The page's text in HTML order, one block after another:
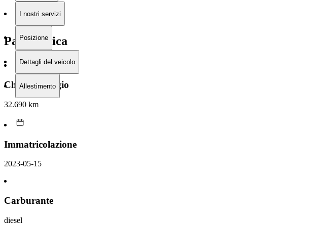
I nostri servizi
Posizione
Dettagli del veicolo
Allestimento
Panoramica
Chilometraggio
32.690 km
Immatricolazione
2023-05-15
Carburante
diesel